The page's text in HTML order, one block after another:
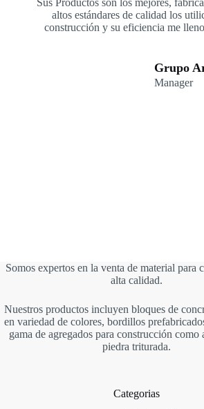
Sus Productos son los mejores,
altos estándares de calidad los
construcción y su eficiencia me
Grupo
Manager
Somos expertos en la venta de material para
alta calidad.
Nuestros productos incluyen bloques de
en variedad de colores, bordillos
gama de agregados para construcción como
piedra triturada.
Categorias